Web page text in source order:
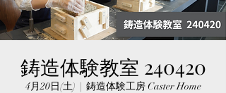
鋳造体験教室 240420
4月20日(土)
  |
鋳造体験工房 Caster Home